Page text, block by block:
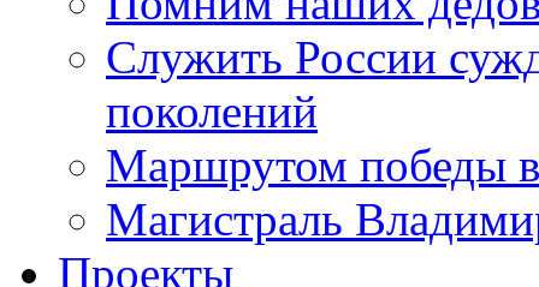
Служить России
поколений
Маршрутом победы
Магистраль
Проекты